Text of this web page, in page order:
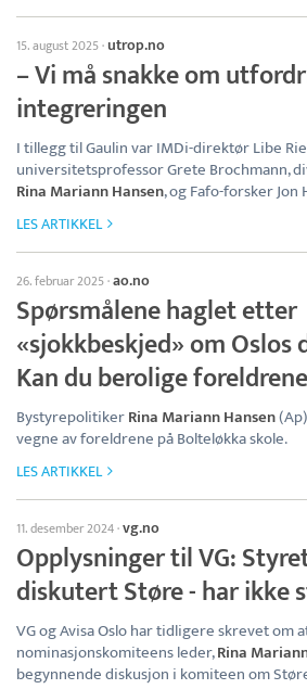
15. august 2025· utrop.no
– Vi må snakke om
integreringen
I tillegg til Gaulin var IMDi-direktør Libe
universitetsprofessor Grete Brochmann,
Rina Mariann Hansen, og Fafo-forsker
LES ARTIKKEL
26. februar 2025·ao.no
Spørsmålene haglet etter
«sjokkbeskjed» om
Kan du berolige
BystyrepolitikerRina Mariann Hansen
vegne av foreldrene på Bolteløkka skole.
LES ARTIKKEL
11. desember 2024·vg.no
Opplysninger til VG:
diskutert Støre - har ikke
VG og Avisa Oslo har tidligere skrevet om
nominasjonskomiteens leder,Rina
begynnende diskusjon i komiteen om